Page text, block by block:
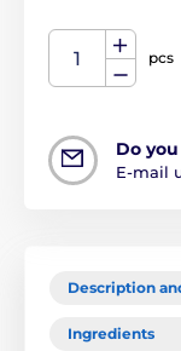
pcs
Do
E-mail
Description
Ingredients